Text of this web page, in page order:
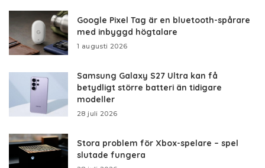
Google Pixel Tag är en bluetooth-spårare
med inbyggd högtalare
1 augusti 2026
Samsung Galaxy S27 Ultra kan få
betydligt större batteri än tidigare
modeller
28 juli 2026
Stora problem för Xbox-spelare – spel
slutade fungera